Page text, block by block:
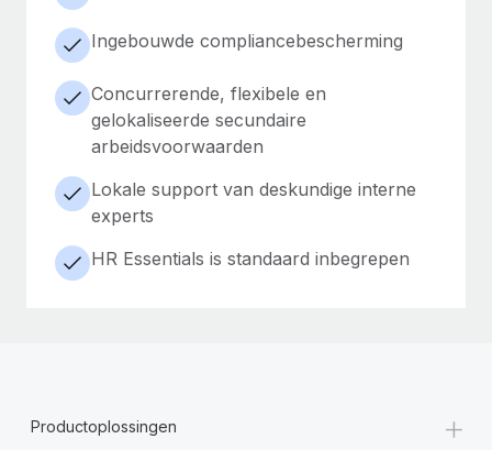
Ingebouwde compliancebescherming
Concurrerende, flexibele en
gelokaliseerde secundaire
arbeidsvoorwaarden
Lokale support van deskundige interne
experts
HR Essentials is standaard inbegrepen
Productoplossingen +